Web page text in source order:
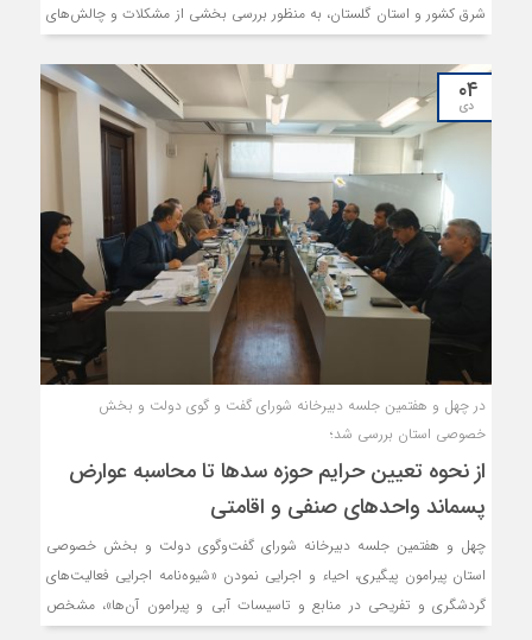
شرق کشور و استان گلستان، به منظور بررسی بخشی از مشکلات و چالش‌های
پیمانکاران با موضوعات مشترک منطقه‌ای برگزار شد.
۰۴
دی
در چهل و هفتمین جلسه دبیرخانه شورای گفت و گوی دولت و بخش
خصوصی استان بررسی شد؛
از نحوه تعیین حرایم حوزه سدها تا محاسبه عوارض
پسماند واحدهای صنفی و اقامتی
چهل و هفتمین جلسه دبیرخانه شورای گفت‌وگوی دولت و بخش خصوصی
استان پیرامون پیگیری، احیاء و اجرایی نمودن «شیوه‌نامه اجرایی فعالیت‌های
گردشگری و تفریحی در منابع و تاسیسات آبی و پیرامون آن‌ها»، مشخص
شدن حرایم حوزه سدها در استان توسط دستگاه‌های اجرایی به ویژه اداره کل